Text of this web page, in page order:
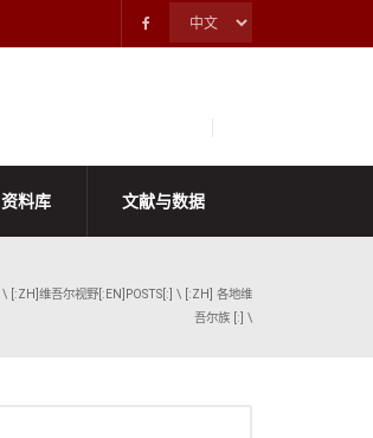
资料库 文献与数据
\ [:ZH]维吾尔视野[:EN]POSTS[:] \ [:ZH] 各地维
吾尔族 [:] \